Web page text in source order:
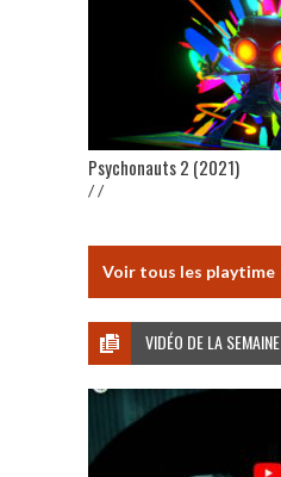
Psychonauts 2 (2021)
/ /
Voir tous les playtime
VIDÉO DE LA SEMAINE